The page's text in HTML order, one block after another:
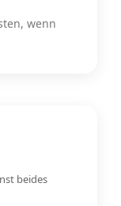
wenn
beides